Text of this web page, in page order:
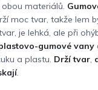
materiálů.
moc tvar, takže lem
je lehká, ale při
gumové vany
a plastu. Drží tvar,
.